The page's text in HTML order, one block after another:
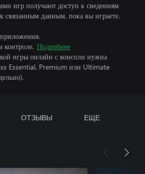
игр получают доступ к сведениям
связанным данным, пока вы играете.
контроле. Подробнее
игры онлайн с консоли нужна
Essential, Premium или Ultimate
ОТЗЫВЫ ЕЩЕ